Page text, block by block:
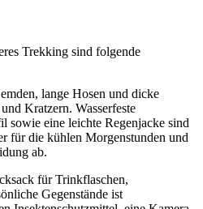
Trekking sind folgende
lange Hosen und dicke
Kratzern. Wasserfeste
sowie eine leichte Regenjacke sind
für die kühlen Morgenstunden und
ab.
für Trinkflaschen,
Gegenstände ist